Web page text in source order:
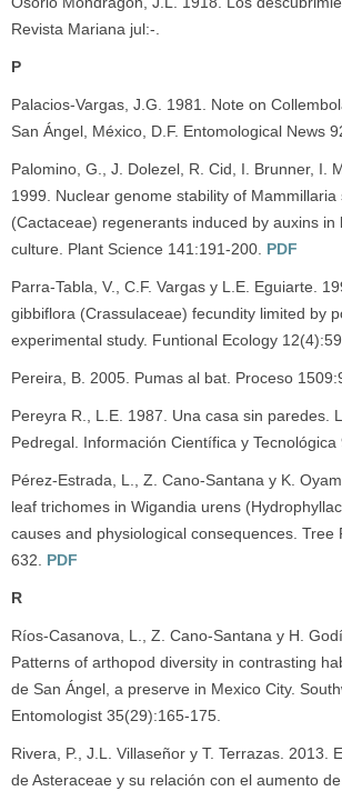
Revista Mariana jul:-.
P
Palacios-Vargas, J.G. 1981. Note on
San Ángel, México, D.F. Entomological News
Palomino, G., J. Dolezel, R. Cid, I. Brunner, I.
1999. Nuclear genome stability of Mammillaria
(Cactaceae) regenerants induced by auxins in
culture. Plant Science 141:191-200. PDF
Parra-Tabla, V., C.F. Vargas y L.E. Eguiarte.
gibbiflora (Crassulaceae) fecundity limited by
experimental study. Funtional Ecology
Pereira, B. 2005. Pumas al bat. Proceso
Pereyra R., L.E. 1987. Una casa sin paredes.
Pedregal. Información Científica y Tecnológica
Pérez-Estrada, L., Z. Cano-Santana y K.
leaf trichomes in Wigandia urens
causes and physiological consequences. Tree
632. PDF
R
Ríos-Casanova, L., Z. Cano-Santana y H.
Patterns of arthopod diversity in contrasting
de San Ángel, a preserve in Mexico City.
Entomologist 35(29):165-175.
Rivera, P., J.L. Villaseñor y T. Terrazas. 2013.
de Asteraceae y su relación con el aumento